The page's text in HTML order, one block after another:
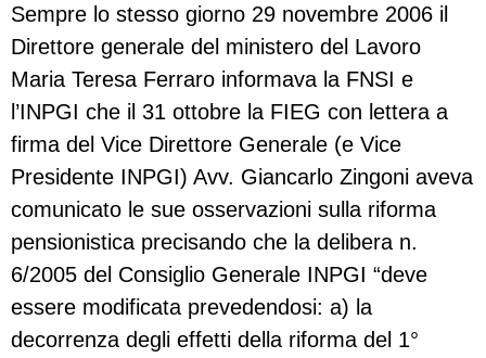
Sempre lo stesso giorno 29 novembre 2006 il
Direttore generale del ministero del Lavoro
Maria Teresa Ferraro informava la FNSI e
l’INPGI che il 31 ottobre la FIEG con lettera a
firma del Vice Direttore Generale (e Vice
Presidente INPGI) Avv. Giancarlo Zingoni aveva
comunicato le sue osservazioni sulla riforma
pensionistica precisando che la delibera n.
6/2005 del Consiglio Generale INPGI “deve
essere modificata prevedendosi: a) la
decorrenza degli effetti della riforma del 1°